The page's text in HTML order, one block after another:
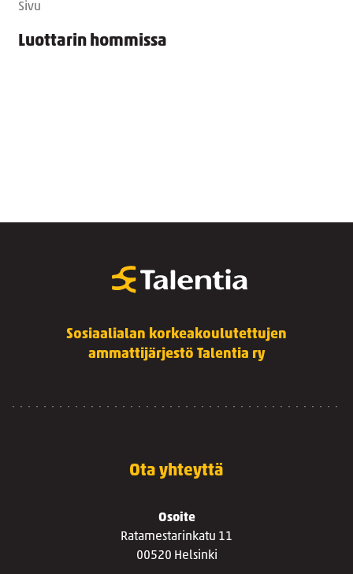
Sivu
Luottarin hommissa
Sosiaalialan korkeakoulutettujen
ammattijärjestö Talentia ry
Ota yhteyttä
Osoite
Ratamestarinkatu 11
00520 Helsinki